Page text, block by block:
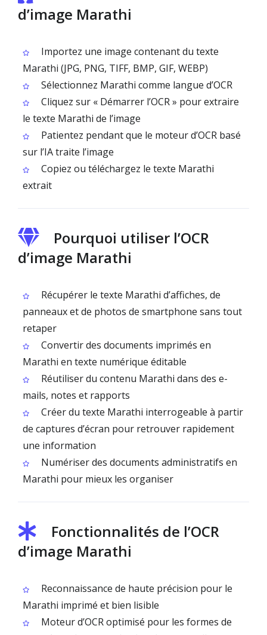
d’image Marathi
Importez une image contenant du texte
Marathi (JPG, PNG, TIFF, BMP, GIF, WEBP)
Sélectionnez Marathi comme langue d’OCR
Cliquez sur « Démarrer l’OCR » pour extraire
le texte Marathi de l’image
Patientez pendant que le moteur d’OCR basé
sur l’IA traite l’image
Copiez ou téléchargez le texte Marathi
extrait
Pourquoi utiliser l’OCR
d’image Marathi
Récupérer le texte Marathi d’affiches, de
panneaux et de photos de smartphone sans tout
retaper
Convertir des documents imprimés en
Marathi en texte numérique éditable
Réutiliser du contenu Marathi dans des e-
mails, notes et rapports
Créer du texte Marathi interrogeable à partir
de captures d’écran pour retrouver rapidement
une information
Numériser des documents administratifs en
Marathi pour mieux les organiser
Fonctionnalités de l’OCR
d’image Marathi
Reconnaissance de haute précision pour le
Marathi imprimé et bien lisible
Moteur d’OCR optimisé pour les formes de